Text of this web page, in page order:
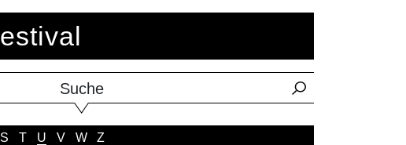
Suche
S T U V W
Z